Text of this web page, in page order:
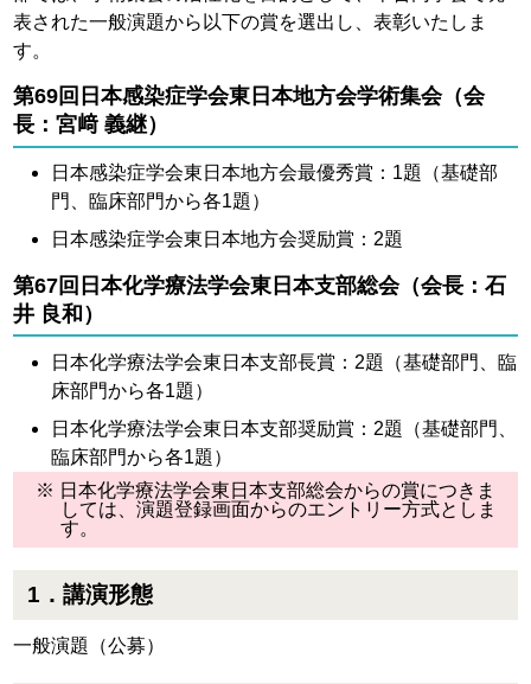
表された一般演題から以下の賞を選出し、表彰いたしま
す。
第69回日本感染症学会東日本地方会学術集会（会
長：宮﨑 義継）
日本感染症学会東日本地方会最優秀賞：1題（基礎部
門、臨床部門から各1題）
日本感染症学会東日本地方会奨励賞：2題
第67回日本化学療法学会東日本支部総会（会長：石
井 良和）
日本化学療法学会東日本支部長賞：2題（基礎部門、臨
床部門から各1題）
日本化学療法学会東日本支部奨励賞：2題（基礎部門、
臨床部門から各1題）
※ 日本化学療法学会東日本支部総会からの賞につきま
しては、演題登録画面からのエントリー方式としま
す。
1．講演形態
一般演題（公募）